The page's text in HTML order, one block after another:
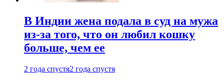
В Индии жена подала в суд на мужа
из-за того, что он любил кошку
больше, чем ее
2 года спустя2 года спустя